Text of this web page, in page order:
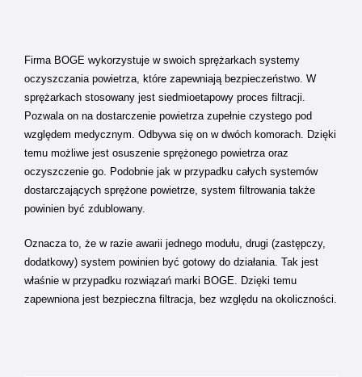
Firma BOGE wykorzystuje w swoich sprężarkach systemy
oczyszczania powietrza, które zapewniają bezpieczeństwo. W
sprężarkach stosowany jest siedmioetapowy proces filtracji.
Pozwala on na dostarczenie powietrza zupełnie czystego pod
względem medycznym. Odbywa się on w dwóch komorach. Dzięki
temu możliwe jest osuszenie sprężonego powietrza oraz
oczyszczenie go. Podobnie jak w przypadku całych systemów
dostarczających sprężone powietrze, system filtrowania także
powinien być zdublowany.
Oznacza to, że w razie awarii jednego modułu, drugi (zastępczy,
dodatkowy) system powinien być gotowy do działania. Tak jest
właśnie w przypadku rozwiązań marki BOGE. Dzięki temu
zapewniona jest bezpieczna filtracja, bez względu na okoliczności.